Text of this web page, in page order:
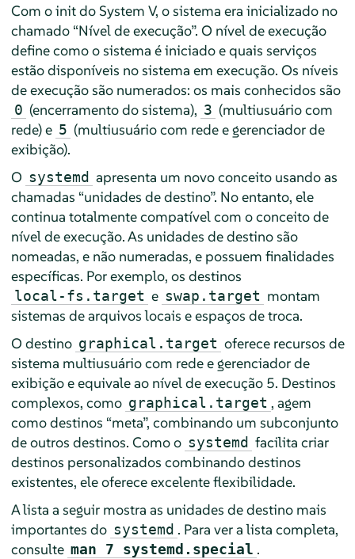
Com o init do System V, o sistema era inicializado no
chamado “Nível de execução”. O nível de execução
define como o sistema é iniciado e quais serviços
estão disponíveis no sistema em execução. Os níveis
de execução são numerados: os mais conhecidos são
0 (encerramento do sistema), 3 (multiusuário com
rede) e 5 (multiusuário com rede e gerenciador de
exibição).
O systemd apresenta um novo conceito usando as
chamadas “unidades de destino”. No entanto, ele
continua totalmente compatível com o conceito de
nível de execução. As unidades de destino são
nomeadas, e não numeradas, e possuem finalidades
específicas. Por exemplo, os destinos
local-fs.target e swap.target montam
sistemas de arquivos locais e espaços de troca.
O destino graphical.target oferece recursos de
sistema multiusuário com rede e gerenciador de
exibição e equivale ao nível de execução 5. Destinos
complexos, como graphical.target , agem
como destinos “meta”, combinando um subconjunto
de outros destinos. Como o systemd facilita criar
destinos personalizados combinando destinos
existentes, ele oferece excelente flexibilidade.
A lista a seguir mostra as unidades de destino mais
importantes do systemd . Para ver a lista completa,
consulte man 7 systemd.special .